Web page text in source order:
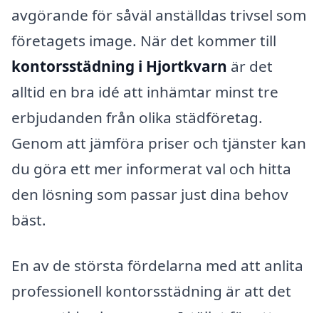
avgörande för såväl anställdas trivsel som
företagets image. När det kommer till
kontorsstädning i Hjortkvarn är det
alltid en bra idé att inhämtar minst tre
erbjudanden från olika städföretag.
Genom att jämföra priser och tjänster kan
du göra ett mer informerat val och hitta
den lösning som passar just dina behov
bäst.
En av de största fördelarna med att anlita
professionell kontorsstädning är att det